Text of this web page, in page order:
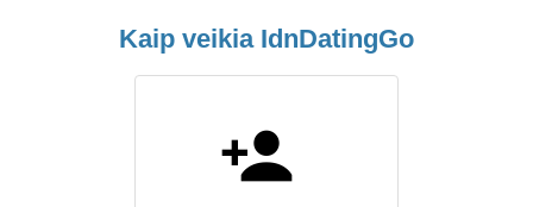
Kaip veikia IdnDatingGo